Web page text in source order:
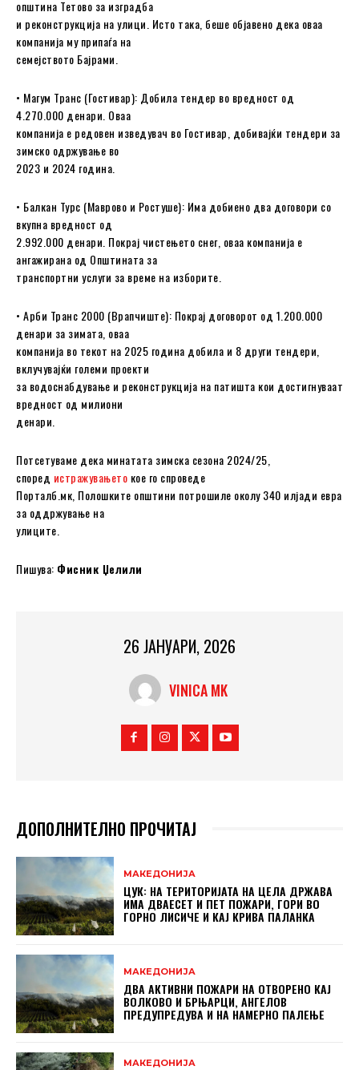
општина Тетово за изградба
и реконструкција на улици. Исто така, беше објавено дека оваа
компанија му припаѓа на
семејството Бајрами.
• Магум Транс (Гостивар): Добила тендер во вредност од
4.270.000 денари. Оваа
компанија е редовен изведувач во Гостивар, добивајќи тендери за
зимско одржување во
2023 и 2024 година.
• Балкан Турс (Маврово и Ростуше): Има добиено два договори со
вкупна вредност од
2.992.000 денари. Покрај чистењето снег, оваа компанија е
ангажирана од Општината за
транспортни услуги за време на изборите.
• Арби Транс 2000 (Врапчиште): Покрај договорот од 1.200.000
денари за зимата, оваа
компанија во текот на 2025 година добила и 8 други тендери,
вклучувајќи големи проекти
за водоснабдување и реконструкција на патишта кои достигнуваат
вредност од милиони
денари.
Потсетуваме дека минатата зимска сезона 2024/25,
според истражувањето кое го спроведе
Порталб.мк, Полошките општини потрошиле околу 340 илјади евра
за оддржување на
улиците.
Пишува: Фисник Џелили
26 ЈАНУАРИ, 2026
VINICA MK
ДОПОЛНИТЕЛНО ПРОЧИТАЈ
МАКЕДОНИЈА
ЦУК: НА ТЕРИТОРИЈАТА НА ЦЕЛА ДРЖАВА
ИМА ДВАЕСЕТ И ПЕТ ПОЖАРИ, ГОРИ ВО
ГОРНО ЛИСИЧЕ И КАЈ КРИВА ПАЛАНКА
МАКЕДОНИЈА
ДВА АКТИВНИ ПОЖАРИ НА ОТВОРЕНО КАЈ
ВОЛКОВО И БРЊАРЦИ, АНГЕЛОВ
ПРЕДУПРЕДУВА И НА НАМЕРНО ПАЛЕЊЕ
МАКЕДОНИЈА